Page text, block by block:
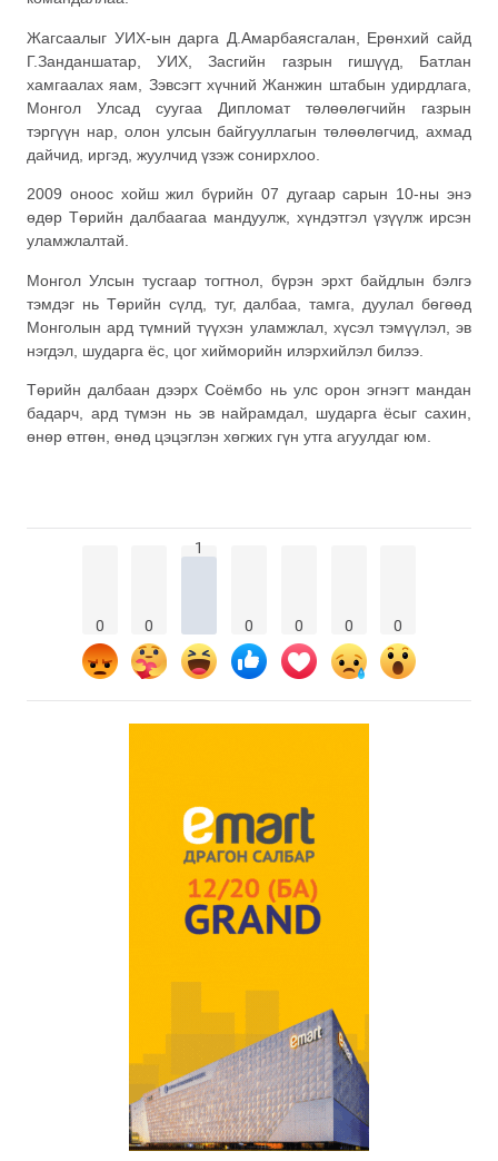
Жагсаалыг УИХ-ын дарга Д.Амарбаясгалан, Ерөнхий сайд
Г.Занданшатар, УИХ, Засгийн газрын гишүүд, Батлан
хамгаалах яам, Зэвсэгт хүчний Жанжин штабын удирдлага,
Монгол Улсад суугаа Дипломат төлөөлөгчийн газрын
тэргүүн нар, олон улсын байгууллагын төлөөлөгчид, ахмад
дайчид, иргэд, жуулчид үзэж сонирхлоо.
2009 оноос хойш жил бүрийн 07 дугаар сарын 10-ны энэ
өдөр Төрийн далбаагаа мандуулж, хүндэтгэл үзүүлж ирсэн
уламжлалтай.
Монгол Улсын тусгаар тогтнол, бүрэн эрхт байдлын бэлгэ
тэмдэг нь Төрийн сүлд, туг, далбаа, тамга, дуулал бөгөөд
Монголын ард түмний түүхэн уламжлал, хүсэл тэмүүлэл, эв
нэгдэл, шударга ёс, цог хийморийн илэрхийлэл билээ.
Төрийн далбаан дээрх Соёмбо нь улс орон эгнэгт мандан
бадарч, ард түмэн нь эв найрамдал, шударга ёсыг сахин,
өнөр өтгөн, өнөд цэцэглэн хөгжих гүн утга агуулдаг юм.
0 0
1
0 0 0 0